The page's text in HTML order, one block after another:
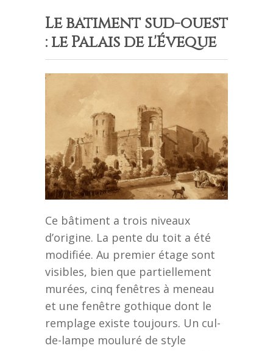
Le bâtiment sud-ouest
: le Palais de l'Évêque
Ce bâtiment a trois niveaux
d’origine. La pente du toit a été
modifiée. Au premier étage sont
visibles, bien que partiellement
murées, cinq fenêtres à meneau
et une fenêtre gothique dont le
remplage existe toujours. Un cul-
de-lampe mouluré de style